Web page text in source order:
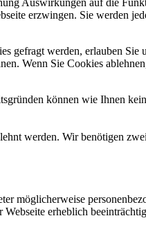
Auswirkungen auf die
erzwingen. Sie werden
gefragt werden, erlauben
Wenn Sie Cookies
können wie Ihnen
werden. Wir benötigen
möglicherweise
erheblich